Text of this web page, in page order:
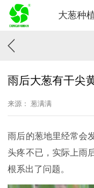
大葱种
雨后大葱有干尖
来源： 葱满满
雨后的葱地里经常会
头疼不已，实际上雨
根系出了问题。